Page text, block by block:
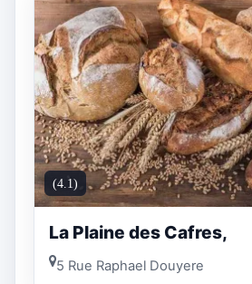
(4.1)
La Plaine des Cafres,
5 Rue Raphael Douyere